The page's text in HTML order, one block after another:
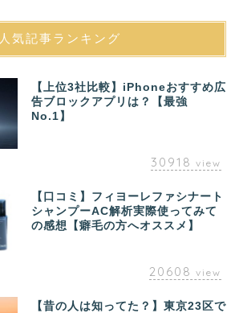
人気記事ランキング
【上位3社比較】iPhoneおすすめ広
告ブロックアプリは？【最強
No.1】
30918 view
【口コミ】フィヨーレファシナート
シャンプーAC解析実際使ってみて
の感想【癖毛の方へオススメ】
20608 view
【昔の人は知ってた？】東京23区で